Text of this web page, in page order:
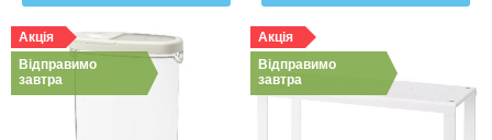
Кількість
в
упаковці
Акція
Відправимо
завтра
Акція
Відправимо
завтра